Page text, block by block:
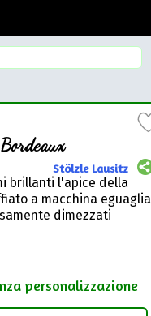
Bordeaux
Stölzle Lausitz
brillanti l'apice della
a macchina eguaglia
dimezzati
personalizzazione